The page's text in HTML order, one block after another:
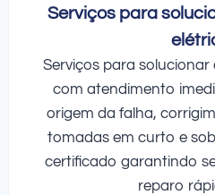
Serviços para
Serviços para
com atendimento
origem da falha,
tomadas em curto e
certificado garantindo
reparo